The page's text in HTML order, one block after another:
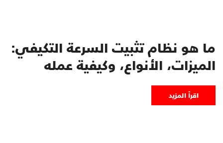
ما هو نظام تثبيت السرعة التكيفي:
الميزات، الأنواع، وكيفية عمله
اقرأ المزيد